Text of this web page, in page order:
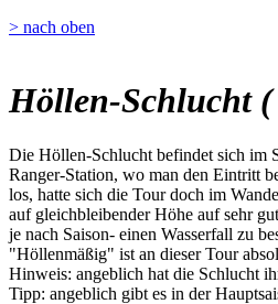
> nach oben
Höllen-Schlucht
Die Höllen-Schlucht befindet sich im
Ranger-Station, wo man den Eintritt
los, hatte sich die Tour doch im
auf gleichbleibender Höhe auf sehr
je nach Saison- einen Wasserfall zu
"Höllenmäßig" ist an dieser Tour
Hinweis: angeblich hat die Schlucht
Tipp: angeblich gibt es in der